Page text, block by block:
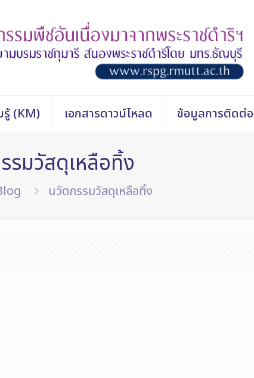
รู้ (KM) เอกสารดาวน์โหลด ข้อมูลการติดต่อ
รมวัสดุเหลือทิ้ง
นวัตกรรมวัสดุเหลือทิ้ง